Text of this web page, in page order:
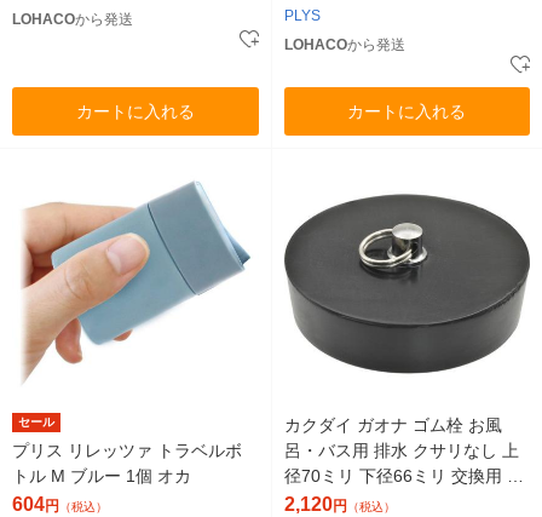
LOHACOから発送
カートに入れる
PLYS
LOHACOから発送
カートに入れる
セール
プリス リレッツァ トラベルボ
トル M ブルー 1個 オカ
604円 （税込）
カクダイ ガオナ ゴム栓 お風
呂・バス用 排水 クサリなし 上
径70ミリ 下径66ミリ 交換用 G
A-FQ012 1個
2,120円 （税込）